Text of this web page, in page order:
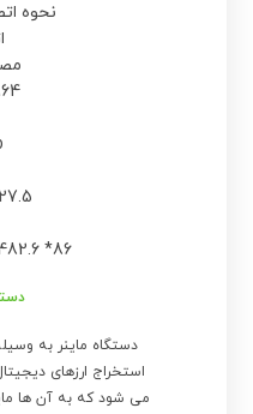
نحوه
27.5 کیلوگرم
86* 482.6*663 میلیمتر
دستگاه ماینر به
استخراج ارزهای
می شود که به آن ها